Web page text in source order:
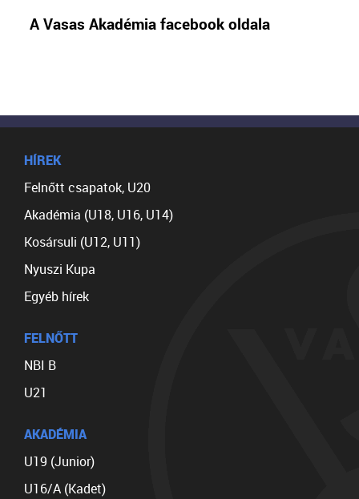
A Vasas Akadémia facebook oldala
HÍREK
Felnőtt csapatok, U20
Akadémia (U18, U16, U14)
Kosársuli (U12, U11)
Nyuszi Kupa
Egyéb hírek
FELNŐTT
NBI B
U21
AKADÉMIA
U19 (Junior)
U16/A (Kadet)